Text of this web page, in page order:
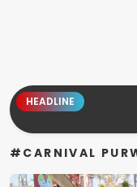
HEADLINE
#CARNIVAL